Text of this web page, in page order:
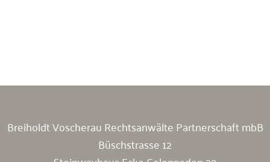
Breiholdt Voscherau Rechtsanwälte Partnerschaft mbB
Büschstrasse 12